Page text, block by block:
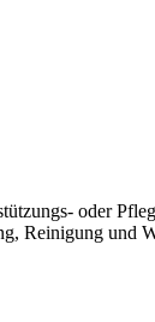
oder
Reinigung und